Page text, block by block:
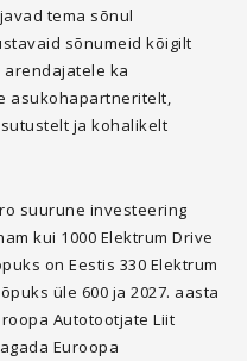
tema sõnul
sõnumeid kõigilt
ka
asukohapartneritelt,
ja kohalikelt
suurune investeering
kui 1000 Elektrum Drive
on Eestis 330 Elektrum
üle 600 ja 2027. aasta
Autotootjate Liit
Euroopa